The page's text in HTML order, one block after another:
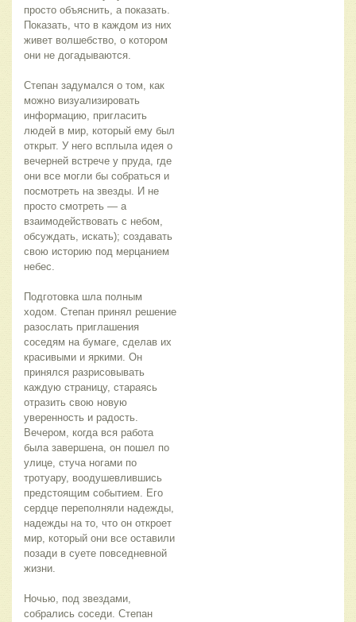
просто объяснить, а показать.
Показать, что в каждом из них
живет волшебство, о котором
они не догадываются.
Степан задумался о том, как
можно визуализировать
информацию, пригласить
людей в мир, который ему был
открыт. У него всплыла идея о
вечерней встрече у пруда, где
они все могли бы собраться и
посмотреть на звезды. И не
просто смотреть — а
взаимодействовать с небом,
обсуждать, искать); создавать
свою историю под мерцанием
небес.
Подготовка шла полным
ходом. Степан принял решение
разослать приглашения
соседям на бумаге, сделав их
красивыми и яркими. Он
принялся разрисовывать
каждую страницу, стараясь
отразить свою новую
уверенность и радость.
Вечером, когда вся работа
была завершена, он пошел по
улице, стуча ногами по
тротуару, воодушевлившись
предстоящим событием. Его
сердце переполняли надежды,
надежды на то, что он откроет
мир, который они все оставили
позади в суете повседневной
жизни.
Ночью, под звездами,
собрались соседи. Степан